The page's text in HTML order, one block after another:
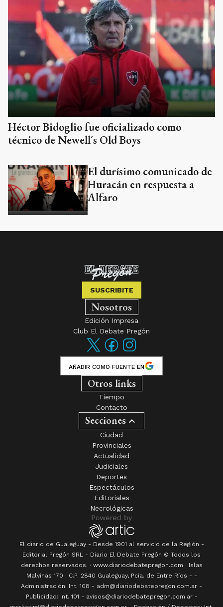
Héctor Bidoglio fue oficializado como
técnico de Newell´s Old Boys
El durísimo comunicado de
Huracán en respuesta a
Alfaro
SUSCRIBITE
Nosotros
Edición Impresa
Club El Debate Pregón
AÑADIR COMO FUENTE EN
Otros links
Tiempo
Contacto
Secciones
Ciudad
Provinciales
Actualidad
Judiciales
Deportes
Espectáculos
Editoriales
Necrológicas
El diario de Gualeguay - Desde 1901 al servicio de la Región -
Editorial Pregón SRL - Diario El Debate Pregón © Todos los
derechos reservados. · www.diariodebatepregon.com · Islas
Malvinas 170 · C.P. 2840 Gualeguay, Pcia. de Entre Ríos - -
Administración: Int. 108 - adm@diariodebatepregon.com.ar -
Publicidad: Int. 101 - avisos@diariodebatepregon.com.ar -